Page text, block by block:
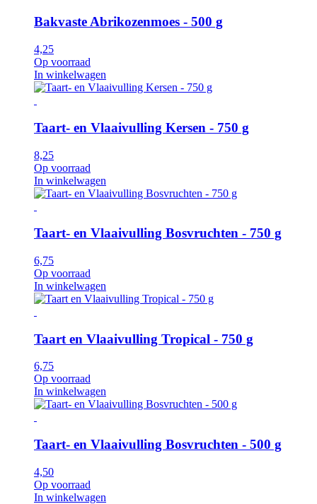
Bakvaste Abrikozenmoes - 500 g
4,25
Op voorraad
In winkelwagen
Taart- en Vlaaivulling Kersen - 750 g
8,25
Op voorraad
In winkelwagen
Taart- en Vlaaivulling Bosvruchten - 750 g
6,75
Op voorraad
In winkelwagen
Taart en Vlaaivulling Tropical - 750 g
6,75
Op voorraad
In winkelwagen
Taart- en Vlaaivulling Bosvruchten - 500 g
4,50
Op voorraad
In winkelwagen